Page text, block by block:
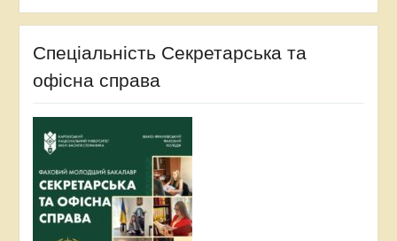
Спеціальність Секретарська та
офісна справа